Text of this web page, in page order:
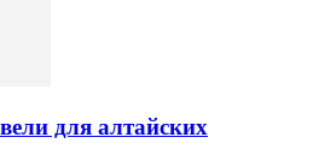
для алтайских